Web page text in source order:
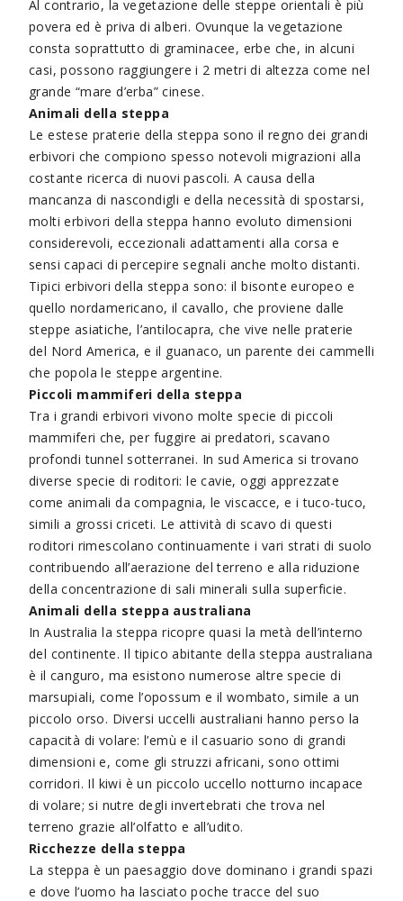
Al contrario, la vegetazione delle steppe orientali è più
povera ed è priva di alberi. Ovunque la vegetazione
consta soprattutto di graminacee, erbe che, in alcuni
casi, possono raggiungere i 2 metri di altezza come nel
grande “mare d’erba” cinese.
Animali della steppa
Le estese praterie della steppa sono il regno dei grandi
erbivori che compiono spesso notevoli migrazioni alla
costante ricerca di nuovi pascoli. A causa della
mancanza di nascondigli e della necessità di spostarsi,
molti erbivori della steppa hanno evoluto dimensioni
considerevoli, eccezionali adattamenti alla corsa e
sensi capaci di percepire segnali anche molto distanti.
Tipici erbivori della steppa sono: il bisonte europeo e
quello nordamericano, il cavallo, che proviene dalle
steppe asiatiche, l’antilocapra, che vive nelle praterie
del Nord America, e il guanaco, un parente dei cammelli
che popola le steppe argentine.
Piccoli mammiferi della steppa
Tra i grandi erbivori vivono molte specie di piccoli
mammiferi che, per fuggire ai predatori, scavano
profondi tunnel sotterranei. In sud America si trovano
diverse specie di roditori: le cavie, oggi apprezzate
come animali da compagnia, le viscacce, e i tuco-tuco,
simili a grossi criceti. Le attività di scavo di questi
roditori rimescolano continuamente i vari strati di suolo
contribuendo all’aerazione del terreno e alla riduzione
della concentrazione di sali minerali sulla superficie.
Animali della steppa australiana
In Australia la steppa ricopre quasi la metà dell’interno
del continente. Il tipico abitante della steppa australiana
è il canguro, ma esistono numerose altre specie di
marsupiali, come l’opossum e il wombato, simile a un
piccolo orso. Diversi uccelli australiani hanno perso la
capacità di volare: l’emù e il casuario sono di grandi
dimensioni e, come gli struzzi africani, sono ottimi
corridori. Il kiwi è un piccolo uccello notturno incapace
di volare; si nutre degli invertebrati che trova nel
terreno grazie all’olfatto e all’udito.
Ricchezze della steppa
La steppa è un paesaggio dove dominano i grandi spazi
e dove l’uomo ha lasciato poche tracce del suo